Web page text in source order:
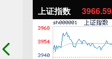
上证指数 3966.59